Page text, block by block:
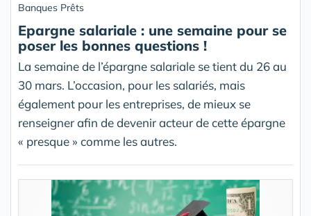
Banques Prêts
Epargne salariale : une semaine pour se
poser les bonnes questions !
La semaine de l’épargne salariale se tient du 26 au
30 mars. L’occasion, pour les salariés, mais
également pour les entreprises, de mieux se
renseigner afin de devenir acteur de cette épargne
« presque » comme les autres.